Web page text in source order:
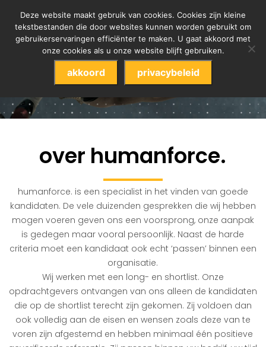
over humanforce.
humanforce. is een specialist in het vinden van goede
kandidaten. De vele duizenden gesprekken die wij hebben
mogen voeren geven ons een voorsprong, onze aanpak
is gedegen maar vooral persoonlijk. Naast de harde
criteria moet een kandidaat ook echt ‘passen’ binnen een
organisatie.
Wij werken met een long- en shortlist. Onze
opdrachtgevers ontvangen van ons alleen de kandidaten
die op de shortlist terecht zijn gekomen. Zij voldoen dan
ook volledig aan de eisen en wensen zoals deze van te
voren zijn afgestemd en hebben minimaal één positieve
Deze website maakt gebruik van cookies. Cookies zijn kleine
tekstbestanden die door websites kunnen worden gebruikt om
gebruikerservaringen efficiënter te maken. U gaat akkoord met
onze cookies als u onze website blijft gebruiken.
akkoord privacybeleid